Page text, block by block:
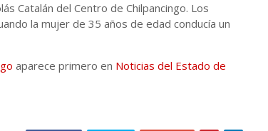
Catalán del Centro de Chilpancingo. Los
la mujer de 35 años de edad conducía un
aparece primero en Noticias del Estado de